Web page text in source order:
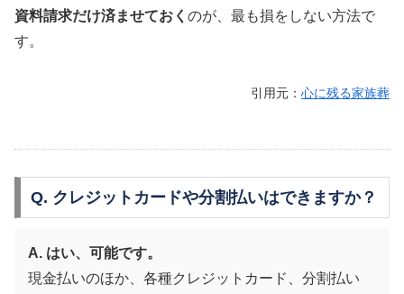
資料請求だけ済ませておく のが、最も損をしない方法で
す。
引用元： 心に残る家族葬
Q. クレジットカードや分割払いはできますか？
A. はい、可能です。
現金払いのほか、各種クレジットカード、分割払い